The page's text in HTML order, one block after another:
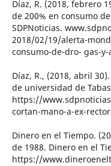
Díaz, R. (2018, febrero
de 200% en consumo
SDPNoticias.
2018/02/19/alerta-
consumo-de-dro- gas-
Díaz, R., (2018, abril
de universidad de
https://
cortan-mano-a-ex-
Dinero en el Tiempo.
de 1988. Dinero en el
https://